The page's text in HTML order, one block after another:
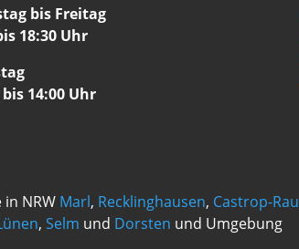
bis Freitag
18:30 Uhr
bis 14:00 Uhr
NRW Marl, Recklinghausen, Castrop-
, Selm und Dorsten und Umgebung